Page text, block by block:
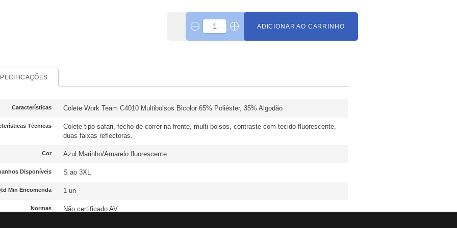
ADICIONAR AO CARRINHO
Características Colete Work Team C4010 Multibolsos Bicolor 65% Poliéster, 35% Algodão
Técnicas
Colete tipo safari, fecho de correr na frente, multi bolsos, contraste com tecido fluorescente,
duas faixas reflectoras.
Cor Azul Marinho/Amarelo fluorescente
Disponíveis S ao 3XL
Min Encomenda 1 un
Normas Não certificado AV